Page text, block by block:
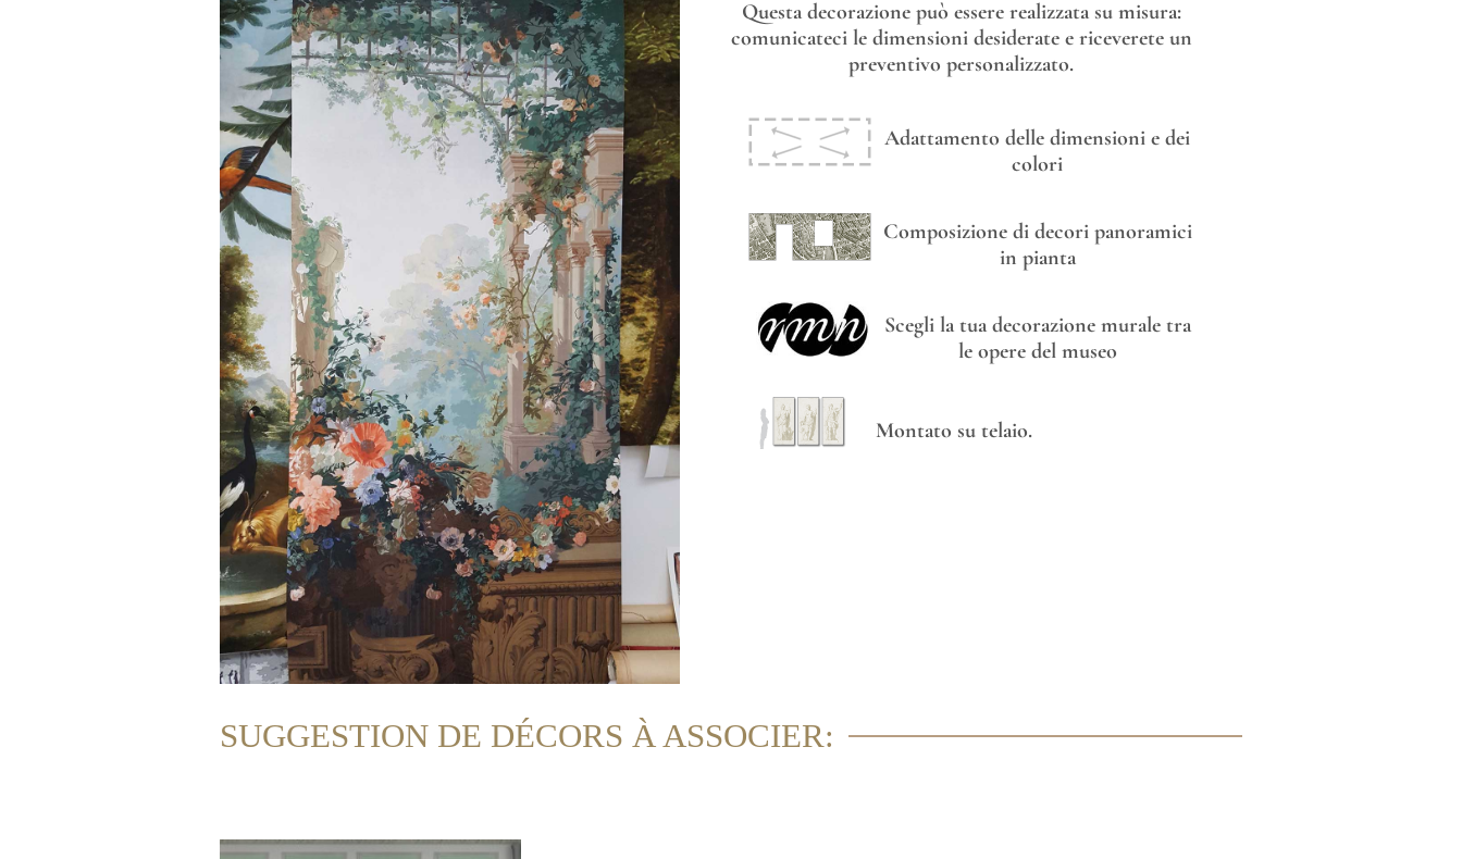
Questa decorazione può essere realizzata su misura:
comunicateci le dimensioni desiderate e riceverete un
preventivo personalizzato.
Adattamento delle dimensioni e dei
colori
Composizione di decori panoramici
in pianta
Scegli la tua decorazione murale tra
le opere del museo
Montato su telaio.
SUGGESTION DE DÉCORS À ASSOCIER: